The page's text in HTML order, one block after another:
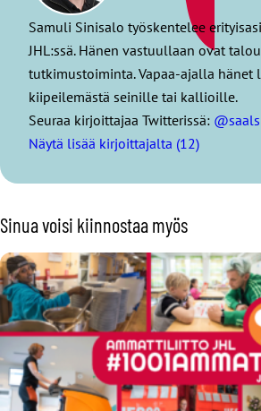
Samuli Sinisalo työskentelee
JHL:ssä. Hänen vastuullaan ovat
tutkimustoiminta. Vapaa-ajalla hänet
kiipeilemästä seinille tai kallioille.
Seuraa kirjoittajaa Twitterissä:
Näytä lisää kirjoittajalta (12)
Sinua voisi kiinnostaa myös